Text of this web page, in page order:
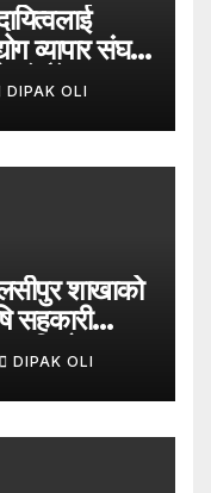
व्यापार संघले
स्थापना
स्थित श्री
DIPAK OLI
शाखाको
सहकारी
शृङ्खला
उत्पादक
सम्बन्धी
DIPAK OLI